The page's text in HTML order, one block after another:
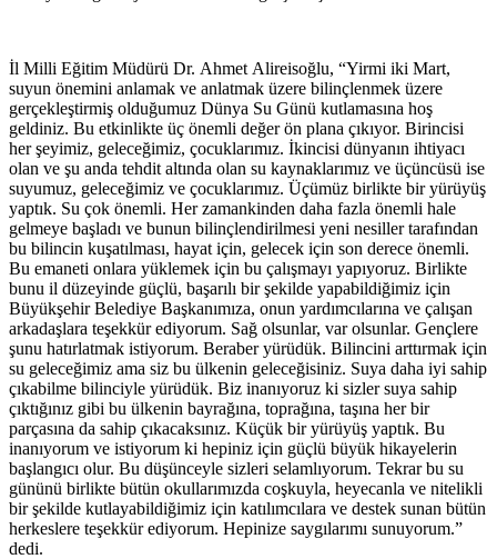
İl Milli Eğitim Müdürü Dr. Ahmet Alireisoğlu, “Yirmi iki Mart,
suyun önemini anlamak ve anlatmak üzere bilinçlenmek üzere
gerçekleştirmiş olduğumuz Dünya Su Günü kutlamasına hoş
geldiniz. Bu etkinlikte üç önemli değer ön plana çıkıyor. Birincisi
her şeyimiz, geleceğimiz, çocuklarımız. İkincisi dünyanın ihtiyacı
olan ve şu anda tehdit altında olan su kaynaklarımız ve üçüncüsü ise
suyumuz, geleceğimiz ve çocuklarımız. Üçümüz birlikte bir yürüyüş
yaptık. Su çok önemli. Her zamankinden daha fazla önemli hale
gelmeye başladı ve bunun bilinçlendirilmesi yeni nesiller tarafından
bu bilincin kuşatılması, hayat için, gelecek için son derece önemli.
Bu emaneti onlara yüklemek için bu çalışmayı yapıyoruz. Birlikte
bunu il düzeyinde güçlü, başarılı bir şekilde yapabildiğimiz için
Büyükşehir Belediye Başkanımıza, onun yardımcılarına ve çalışan
arkadaşlara teşekkür ediyorum. Sağ olsunlar, var olsunlar. Gençlere
şunu hatırlatmak istiyorum. Beraber yürüdük. Bilincini arttırmak için
su geleceğimiz ama siz bu ülkenin geleceğisiniz. Suya daha iyi sahip
çıkabilme bilinciyle yürüdük. Biz inanıyoruz ki sizler suya sahip
çıktığınız gibi bu ülkenin bayrağına, toprağına, taşına her bir
parçasına da sahip çıkacaksınız. Küçük bir yürüyüş yaptık. Bu
inanıyorum ve istiyorum ki hepiniz için güçlü büyük hikayelerin
başlangıcı olur. Bu düşünceyle sizleri selamlıyorum. Tekrar bu su
gününü birlikte bütün okullarımızda coşkuyla, heyecanla ve nitelikli
bir şekilde kutlayabildiğimiz için katılımcılara ve destek sunan bütün
herkeslere teşekkür ediyorum. Hepinize saygılarımı sunuyorum.”
dedi.